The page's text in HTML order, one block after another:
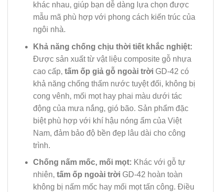
khác nhau, giúp bạn dễ dàng lựa chọn được
mẫu mã phù hợp với phong cách kiến trúc của
ngôi nhà.
Khả năng chống chịu thời tiết khắc nghiệt:
Được sản xuất từ vật liệu composite gỗ nhựa
cao cấp, tấm ốp giả gỗ ngoài trờiGD-42 có
khả năng chống thấm nước tuyệt đối, không bị
cong vênh, mối mọt hay phai màu dưới tác
động của mưa nắng, gió bão. Sản phẩm đặc
biệt phù hợp với khí hậu nóng ẩm của Việt
Nam, đảm bảo độ bền đẹp lâu dài cho công
trình.
Chống nấm mốc, mối mọt: Khác với gỗ tự
nhiên, tấm ốp ngoài trờiGD-42 hoàn toàn
không bị nấm mốc hay mối mọt tấn công. Điều